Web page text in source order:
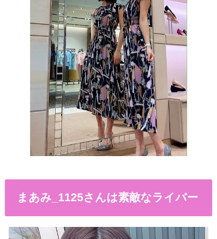
まあみ_1125さんは素敵なライバー